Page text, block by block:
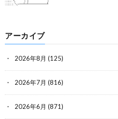
アーカイブ
2026年8月 (125)
2026年7月 (816)
2026年6月 (871)